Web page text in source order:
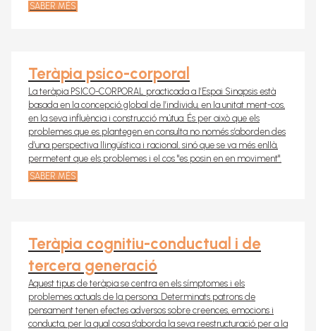
SABER MÉS
Teràpia psico-corporal
La teràpia PSICO-CORPORAL practicada a l’Espai Sinapsis està
basada en la concepció global de l’individu, en la unitat ment-cos,
en la seva influència i construcció mútua. És per això que els
problemes que es plantegen en consulta no només s’aborden des
d’una perspectiva llingüística i racional, sinó que se va més enllà,
permetent que els problemes i el cos "es posin en en moviment".
SABER MÉS
Teràpia cognitiu-conductual i de
tercera generació
Aquest tipus de teràpia se centra en els símptomes i els
problemes actuals de la persona. Determinats patrons de
pensament tenen efectes adversos sobre creences, emocions i
conducta, per la qual cosa s'aborda la seva reestructuració per a la